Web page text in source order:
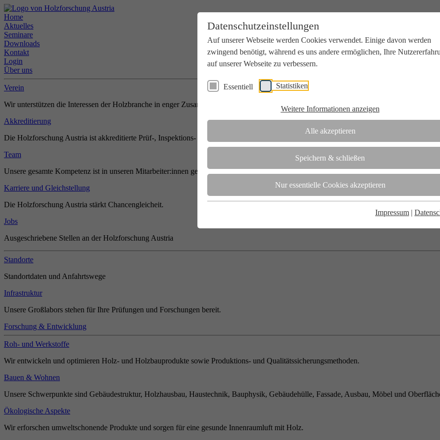
Datenschutzeinstellungen
Auf unserer Webseite werden Cookies verwendet. Einige davon werden
zwingend benötigt, während es uns andere ermöglichen, Ihre
auf unserer Webseite zu verbessern.
Essentiell Statistiken
Weitere Informationen anzeigen
Alle akzeptieren
Speichern & schließen
Nur essentielle Cookies akzeptieren
Impressum |
Home
Aktuelles
Seminare
Downloads
Kontakt
Login
Über uns
Verein
Wir unterstützen die Interessen der Holzbranche in enger Zusammenarbeit mit Wissenschaft und Wirtschaft.
Akkreditierung
Die Holzforschung Austria ist akkreditierte Prüf-, Inspektions- und Zertifizierungsstelle.
Team
Unsere gesamte Kompetenz ist in unseren Mitarbeiter:innen gebündelt
Karriere und Gleichstellung
Die Holzforschung Austria stärkt Chancengleicheit.
Jobs
Ausgeschriebene Stellen an der Holzforschung Austria
Standorte
Standortdaten und Anfahrtswege
Infrastruktur
Unsere Großlabors stehen für Ihre Prüfungen und Forschungen bereit.
Forschung & Entwicklung
Roh- und Werkstoffe
Wir entwickeln und optimieren Holz- und Holzbauprodukte sowie Produktions- und Qualitätssicherungsmethoden.
Bauen & Wohnen
Unsere Schwerpunkte sind Gebäudestruktur, Holzhausbau, Haustechnik, Bauphysik, Gebäudehülle, Fassade, Ausbau, Möbel und
Ökologische Aspekte
Wir erforschen umweltschonende Produkte und sorgen für eine gesunde Innenraumluft mit Holz.